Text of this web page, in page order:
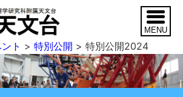
ト > 特別公開 > 特別公開2024